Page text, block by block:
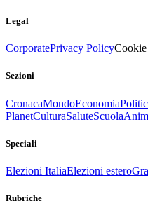
Legal
CorporatePrivacy Policy
Sezioni
CronacaMondoEconomia
PlanetCulturaSaluteScuola
Speciali
Elezioni ItaliaElezioni estero
Rubriche